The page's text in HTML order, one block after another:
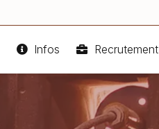
Infos Recrutement